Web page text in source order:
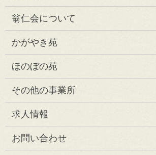
翁仁会について
かがやき苑
ほのぼの苑
その他の事業所
求人情報
お問い合わせ